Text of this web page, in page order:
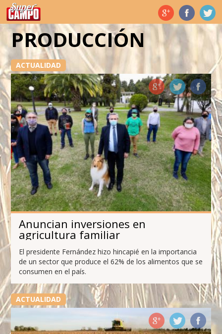
Temas de hoy
PRODUCCIÓN
ACTUALIDAD
Anuncian inversiones en
agricultura familiar
El presidente Fernández hizo hincapié en la importancia
de un sector que produce el 62% de los alimentos que se
consumen en el país.
ACTUALIDAD